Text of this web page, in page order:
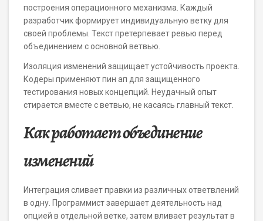
построения операционного механизма. Каждый
разработчик формирует индивидуальную ветку для
своей проблемы. Текст претерпевает ревью перед
объединением с основной ветвью.
Изоляция изменений защищает устойчивость проекта.
Кодеры применяют пин ап для защищенного
тестирования новых концепций. Неудачный опыт
стирается вместе с ветвью, не касаясь главный текст.
Как работает объединение
изменений
Интеграция сливает правки из различных ответвлений
в одну. Программист завершает деятельность над
опцией в отдельной ветке, затем вливает результат в